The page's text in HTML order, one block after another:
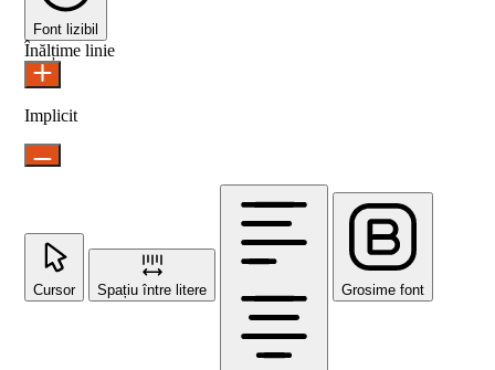
Font lizibil
Înălțime linie
Implicit
Cursor Spațiu între litere Grosime font